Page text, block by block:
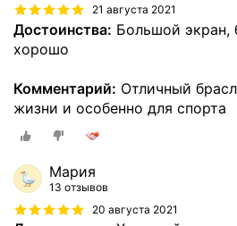
21 августа 2021
Достоинства: Большой экран,
хорошо
Комментарий: Отличный
жизни и особенно для спорта
Мария
13 отзывов
20 августа 2021